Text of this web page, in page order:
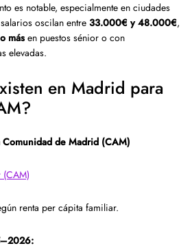
es notable, especialmente en ciudades
oscilan entre 33.000€ y 48.000€,
más en puestos sénior o con
elevadas.
en Madrid para
Comunidad de Madrid (CAM)
renta per cápita familiar.